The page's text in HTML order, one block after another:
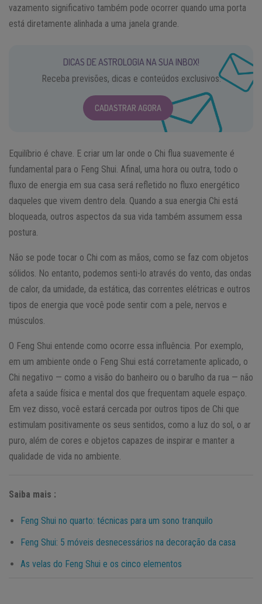
vazamento significativo também pode ocorrer quando uma porta
está diretamente alinhada a uma janela grande.
DICAS DE ASTROLOGIA NA SUA INBOX!
Receba previsões, dicas e conteúdos exclusivos.
CADASTRAR AGORA
Equilíbrio é chave. E criar um lar onde o Chi flua suavemente é
fundamental para o Feng Shui. Afinal, uma hora ou outra, todo o
fluxo de energia em sua casa será refletido no fluxo energético
daqueles que vivem dentro dela. Quando a sua energia Chi está
bloqueada, outros aspectos da sua vida também assumem essa
postura.
Não se pode tocar o Chi com as mãos, como se faz com objetos
sólidos. No entanto, podemos senti-lo através do vento, das ondas
de calor, da umidade, da estática, das correntes elétricas e outros
tipos de energia que você pode sentir com a pele, nervos e
músculos.
O Feng Shui entende como ocorre essa influência. Por exemplo,
em um ambiente onde o Feng Shui está corretamente aplicado, o
Chi negativo — como a visão do banheiro ou o barulho da rua — não
afeta a saúde física e mental dos que frequentam aquele espaço.
Em vez disso, você estará cercada por outros tipos de Chi que
estimulam positivamente os seus sentidos, como a luz do sol, o ar
puro, além de cores e objetos capazes de inspirar e manter a
qualidade de vida no ambiente.
Saiba mais :
Feng Shui no quarto: técnicas para um sono tranquilo
Feng Shui: 5 móveis desnecessários na decoração da casa
As velas do Feng Shui e os cinco elementos